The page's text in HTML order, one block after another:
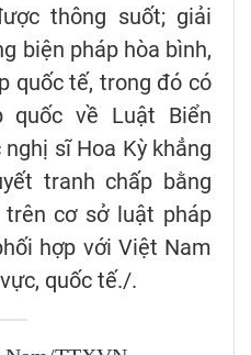
thông suốt; giải
biện pháp hòa bình,
quốc tế, trong đó có
quốc về Luật Biển
nghị sĩ Hoa Kỳ khẳng
tranh chấp bằng
trên cơ sở luật pháp
hợp với Việt Nam
quốc tế./.